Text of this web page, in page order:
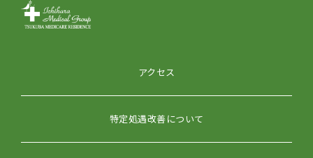
アクセス
特定処遇改善について